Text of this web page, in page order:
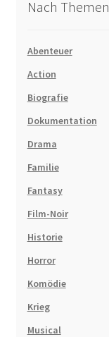
Nach Themen
Abenteuer
Action
Biografie
Dokumentation
Drama
Familie
Fantasy
Film-Noir
Historie
Horror
Komödie
Krieg
Musical